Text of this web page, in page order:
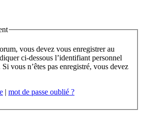
| mot de passe oublié ?